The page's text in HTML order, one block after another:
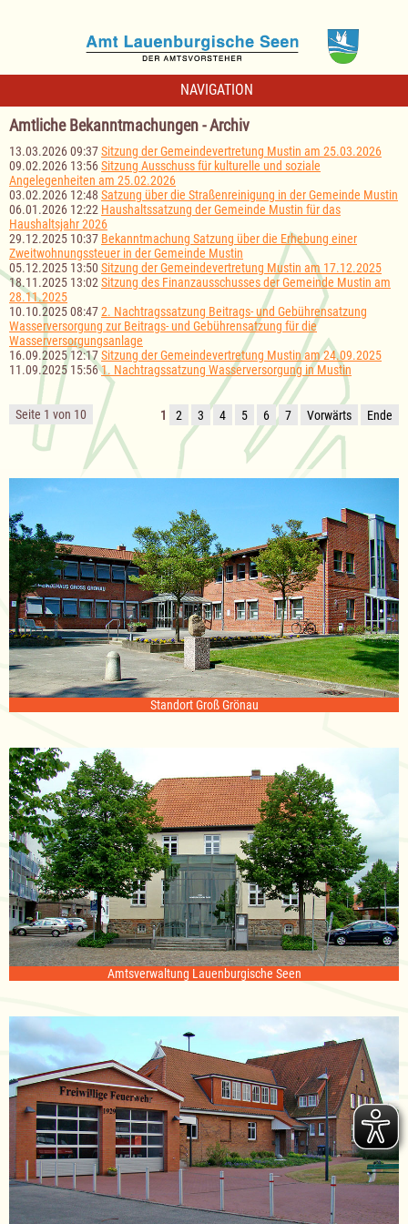
NAVIGATION
Amtliche Bekanntmachungen - Archiv
13.03.2026 09:37Sitzung der Gemeindevertretung Mustin am 25.03.2026
09.02.2026 13:56Sitzung Ausschuss für kulturelle und soziale
Angelegenheiten am 25.02.2026
03.02.2026 12:48 Satzung über die Straßenreinigung in der Gemeinde Mustin
06.01.2026 12:22 Haushaltssatzung der Gemeinde Mustin für das
Haushaltsjahr 2026
29.12.2025 10:37 Bekanntmachung Satzung über die Erhebung einer
Zweitwohnungssteuer in der Gemeinde Mustin
05.12.2025 13:50 Sitzung der Gemeindevertretung Mustin am 17.12.2025
18.11.2025 13:02 Sitzung des Finanzausschusses der Gemeinde Mustin am
28.11.2025
10.10.2025 08:472. Nachtragssatzung Beitrags- und Gebührensatzung
Wasserversorgung zur Beitrags- und Gebührensatzung für die
Wasserversorgungsanlage
16.09.2025 12:17Sitzung der Gemeindevertretung Mustin am 24.09.2025
11.09.2025 15:561. Nachtragssatzung Wasserversorgung in Mustin
Seite 1 von 10 1 2 3 4 5 6 7 Vorwärts Ende
Standort Groß Grönau
Amtsverwaltung Lauenburgische Seen